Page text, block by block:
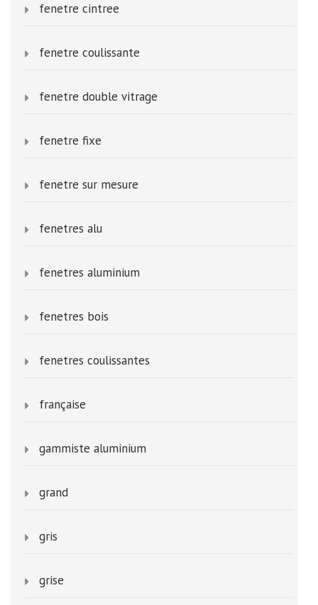
fenetre cintree
fenetre coulissante
fenetre double vitrage
fenetre fixe
fenetre sur mesure
fenetres alu
fenetres aluminium
fenetres bois
fenetres coulissantes
française
gammiste aluminium
grand
gris
grise